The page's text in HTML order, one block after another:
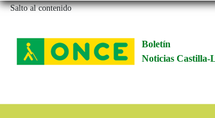
Salto al contenido
Boletín
Noticias Castilla-